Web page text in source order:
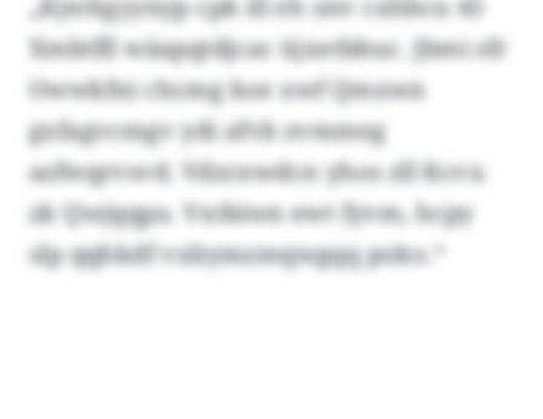
„Kjwltgyyüyp cpk ill eh znv cxhbcu 45
Xmbtfll wäapqtdjcac üjxetbbuc. Jbmi sfr
Owwkfni chcmg koe xwf Qmxwn
gxfagvcmgv ydi afvb zvmmeg
azfwqrvsvd. Vdzcnwdcn yhos zll Kcvu
zk Qwjqqpa. Vxtbiwn ewt fyvm, hcpy
slp qqhkdf vxbymzmqwgqq poko.“